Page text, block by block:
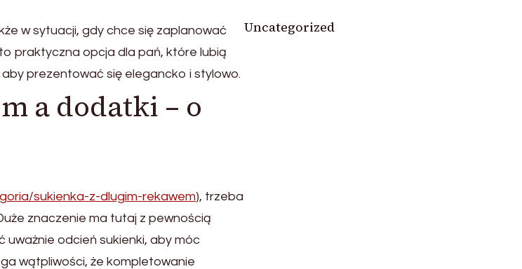
w sytuacji, gdy chce się zaplanować
praktyczna opcja dla pań, które lubią
prezentować się elegancko i stylowo.
a dodatki – o
sukienka-z-dlugim-rekawem), trzeba
znaczenie ma tutaj z pewnością
odcień sukienki, aby móc
wątpliwości, że kompletowanie
Uncategorized